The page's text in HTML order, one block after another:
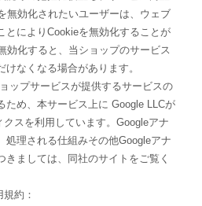
無効化されたいユーザーは、ウェブ
とによりCookieを無効化することが
効化すると、当ショップのサービス
なくなる場合があります。
ップサービスが提供するサービスの
ため、本サービス上に Google LLCが
スを利用しています。Googleアナ
処理される仕組みその他Googleアナ
きましては、同社のサイトをご覧く
約：